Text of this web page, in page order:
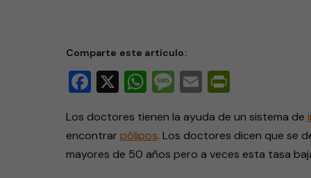
Comparte este artículo:
Facebook
X WhatsApp
Message
Email
Los doctores tienen la ayuda de un sistema de
encontrar pólipos. Los doctores dicen que se
mayores de 50 años pero a veces esta tasa